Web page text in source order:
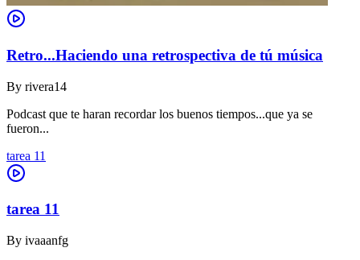
Retro...Haciendo una retrospectiva de tú música
By rivera14
Podcast que te haran recordar los buenos tiempos...que ya se
fueron...
tarea 11
tarea 11
By ivaaanfg